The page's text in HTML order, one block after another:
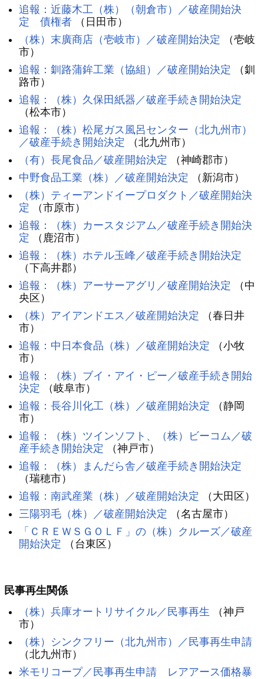
追報：近藤木工（株）（朝倉市）／破産開始決
定 債権者 （日田市）
（株）末廣商店（壱岐市）／破産開始決定 （壱岐
市）
追報：釧路蒲鉾工業（協組）／破産開始決定 （釧
路市）
追報：（株）久保田紙器／破産手続き開始決定
（松本市）
追報：（株）松尾ガス風呂センター（北九州市）
／破産手続き開始決定 （北九州市）
（有）長尾食品／破産開始決定 （神崎郡市）
中野食品工業（株）／破産開始決定 （新潟市）
（株）ティーアンドイープロダクト／破産開始決
定 （市原市）
追報：（株）カースタジアム／破産手続き開始決
定 （鹿沼市）
追報：（株）ホテル玉峰／破産手続き開始決定
（下高井郡）
追報：（株）アーサーアグリ／破産開始決定 （中
央区）
（株）アイアンドエス／破産開始決定 （春日井
市）
追報：中日本食品（株）／破産開始決定 （小牧
市）
追報：（株）ブイ・アイ・ピー／破産手続き開始
決定 （岐阜市）
追報：長谷川化工（株）／破産開始決定 （静岡
市）
追報：（株）ツインソフト、（株）ビーコム／破
産手続き開始決定 （神戸市）
追報：（株）まんだら舎／破産手続き開始決定
（瑞穂市）
追報：南武産業（株）／破産開始決定 （大田区）
三陽羽毛（株）／破産開始決定 （名古屋市）
「ＣＲＥＷＳＧＯＬＦ」の（株）クルーズ／破産
開始決定 （台東区）
民事再生関係
（株）兵庫オートリサイクル／民事再生 （神戸
市）
（株）シンクフリー（北九州市）／民事再生申請
（北九州市）
米モリコープ／民事再生申請 レアアース価格暴